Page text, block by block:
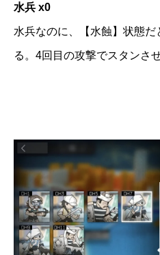
水兵 x0
水兵なのに、【水蝕】状態
る。4回目の攻撃でスタンさ